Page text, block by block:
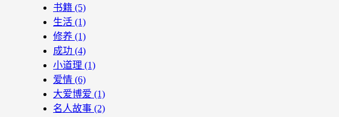
书籍 (5)
生活 (1)
修养 (1)
成功 (4)
小道理 (1)
爱情 (6)
大爱博爱 (1)
名人故事 (2)